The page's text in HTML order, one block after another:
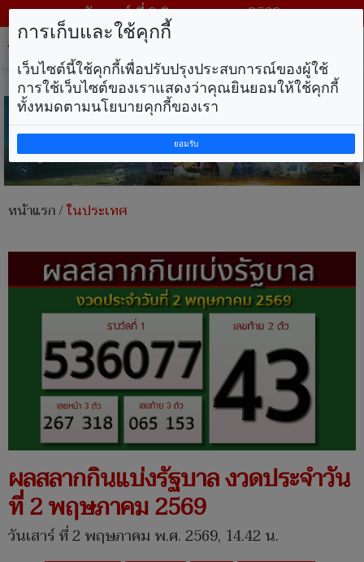
วันเสาร์ ที่ 8 สิงหาคม พ.ศ. 2569
หน้าแรก/ในประเทศ
ผลสลากกินแบ่งรัฐบาล งวดประจำวัน
ที่ 2 พฤษภาคม 2569
วันเสาร์ ที่ 2 พฤษภาคม พ.ศ. 2569, 14.42 น.
การเก็บและใช้คุกกี้
เว็บไซต์นี้ใช้คุกกี้เพื่อปรับปรุงประสบการณ์ของผู้ใช้
การใช้เว็บไซต์ของเราแสดงว่าคุณยินยอมให้ใช้คุกกี้
ทั้งหมดตามนโยบายคุกกี้ของเรา
ยอมรับ